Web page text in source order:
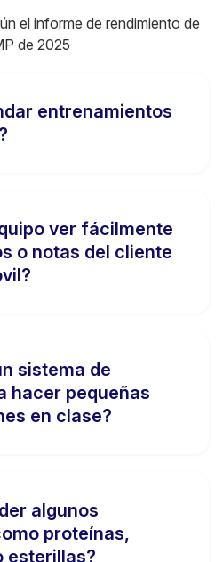
el informe de rendimiento de
de 2025
entrenamientos
ver fácilmente
o notas del cliente
sistema de
hacer pequeñas
en clase?
algunos
proteínas,
esterillas?